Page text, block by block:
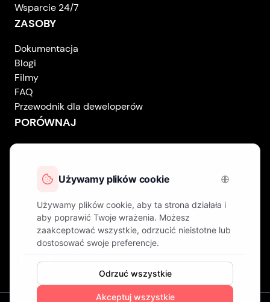
Wsparcie 24/7
ZASOBY
Dokumentacja
Blogi
Filmy
FAQ
Przewodnik dla deweloperów
PORÓWNAJ
Vodlix vs Muvi
Vodlix vs Uscreen
Vodlix vs Brightcove
Vodlix vs Vplayed
Vodlix on LinkedIn
Vodlix on Facebook
Vodlix on X (Twitter)
Vodlix on Instagram